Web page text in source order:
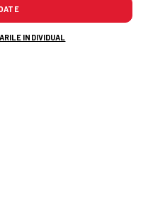
INDIVIDUAL